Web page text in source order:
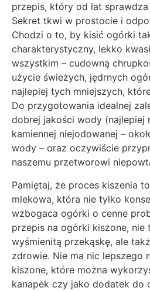
przepis, który od lat
Sekret tkwi w prostocie i
Chodzi o to, by kisić ogórki
charakterystyczny, lekko
wszystkim – cudowną
użycie świeżych, jędrnych
najlepiej tych mniejszych,
Do przygotowania idealnej
dobrej jakości wody (najlepiej
kamiennej niejodowanej –
wody – oraz oczywiście
naszemu przetworowi
Pamiętaj, że proces kiszenia
mlekowa, która nie tylko
wzbogaca ogórki o cenne
przepis na ogórki kiszone,
wyśmienitą przekąskę, ale
zdrowie. Nie ma nic lepszego
kiszone, które można
kanapek czy jako dodatek do